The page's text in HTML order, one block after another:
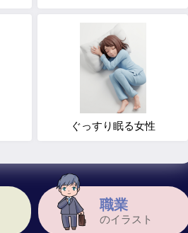
職業
のイラスト
ぐっすり眠る女性